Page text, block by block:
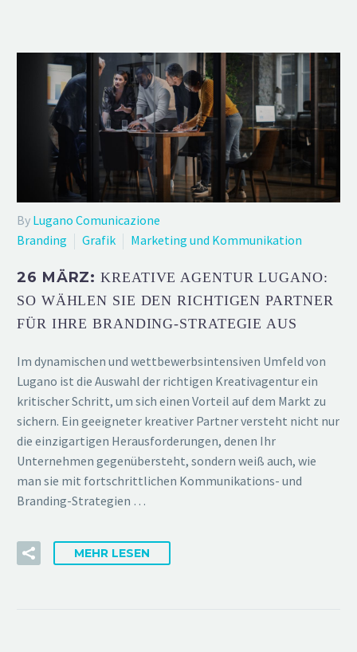
By Lugano Comunicazione
Branding
Grafik Marketing und Kommunikation
26 MÄRZ:KREATIVE AGENTUR LUGANO:
SO WÄHLEN SIE DEN RICHTIGEN PARTNER
FÜR IHRE BRANDING-STRATEGIE AUS
Im dynamischen und wettbewerbsintensiven Umfeld von
Lugano ist die Auswahl der richtigen Kreativagentur ein
kritischer Schritt, um sich einen Vorteil auf dem Markt zu
sichern. Ein geeigneter kreativer Partner versteht nicht nur
die einzigartigen Herausforderungen, denen Ihr
Unternehmen gegenübersteht, sondern weiß auch, wie
man sie mit fortschrittlichen Kommunikations- und
Branding-Strategien …
MEHR LESEN